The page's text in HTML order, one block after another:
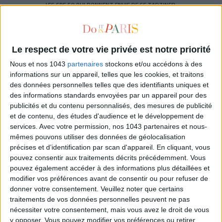
Le respect de votre vie privée est notre priorité
Nous et nos 1043 partenaires stockons et/ou accédons à des
informations sur un appareil, telles que les cookies, et traitons
des données personnelles telles que des identifiants uniques et
des informations standards envoyées par un appareil pour des
publicités et du contenu personnalisés, des mesures de publicité
et de contenu, des études d'audience et le développement de
services. Avec votre permission, nos 1043 partenaires et nous-
mêmes pouvons utiliser des données de géolocalisation
précises et d’identification par scan d'appareil. En cliquant, vous
pouvez consentir aux traitements décrits précédemment. Vous
pouvez également accéder à des informations plus détaillées et
modifier vos préférences avant de consentir ou pour refuser de
donner votre consentement. Veuillez noter que certains
traitements de vos données personnelles peuvent ne pas
nécessiter votre consentement, mais vous avez le droit de vous
y opposer. Vous pouvez modifier vos préférences ou retirer
LES SPF 50 QUI DONNENT ENVIE DE SE TARTINER
LES MEILLEURS HÔTELS POUR UN WEEK-END SPA ET GASTRONOMIE